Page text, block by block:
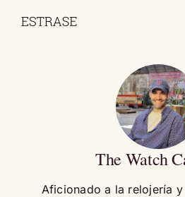
The Watch
Aficionado a la relojería